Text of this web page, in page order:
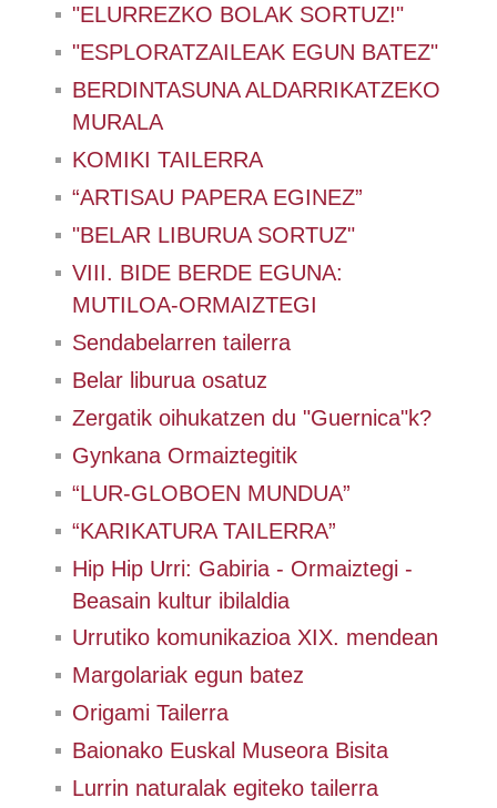
"ELURREZKO BOLAK SORTUZ!"
"ESPLORATZAILEAK EGUN BATEZ"
BERDINTASUNA ALDARRIKATZEKO
MURALA
KOMIKI TAILERRA
“ARTISAU PAPERA EGINEZ”
"BELAR LIBURUA SORTUZ"
VIII. BIDE BERDE EGUNA:
MUTILOA-ORMAIZTEGI
Sendabelarren tailerra
Belar liburua osatuz
Zergatik oihukatzen du "Guernica"k?
Gynkana Ormaiztegitik
“LUR-GLOBOEN MUNDUA”
“KARIKATURA TAILERRA”
Hip Hip Urri: Gabiria - Ormaiztegi -
Beasain kultur ibilaldia
Urrutiko komunikazioa XIX. mendean
Margolariak egun batez
Origami Tailerra
Baionako Euskal Museora Bisita
Lurrin naturalak egiteko tailerra